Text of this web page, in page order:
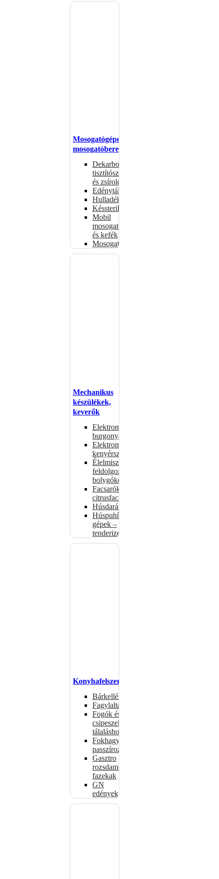
Mosogatógépek,
mosogatóberendezések
Dekarbonizáló
tisztítószerek
és zsíroldók
Edénytálcák
Hulladékdarálók
Késsterilizátorok
Mobil
mosogatók
és kefék
Mosogatógépkosarak
Mechanikus
készülékek,
keverők
Elektromos
burgonyahámozók
Elektromos
kenyérszeletelők
Élelmiszer-
feldolgozók –
bolygókeverők
Facsarók,
citrusfacsarók
Húsdarálók
Húspuhító
gépek –
tenderizerek
Konyhafelszerelés
Bárkellékek
Fagylaltadagolók
Fogók és
csipeszek
tálaláshoz
Fokhagymaprések,
passzírozók
Gasztro
rozsdamentes
fazekak
GN
edények